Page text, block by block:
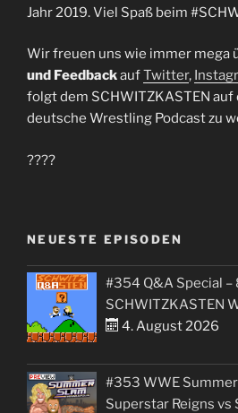
Jahr 2019. Viel Spaß beim
Wir freuen uns wie immer mega
und FeedbackaufTwitter,
folgt dem SCHWITZKASTEN auf
deutsche Wrestling Podcast zu
????
NEUESTE EPISODEN
#354 Q&A Special –
SCHWITZKASTEN
4. August 2026
#353 WWE
Superstar Reigns